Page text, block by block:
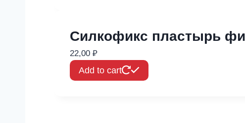
Силкофикс пластырь
22,00 ₽
Add to cart